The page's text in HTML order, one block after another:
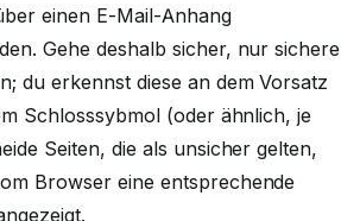
einen E-Mail-Anhang
Gehe deshalb sicher, nur sichere
du erkennst diese an dem Vorsatz
Schlosssybmol (oder ähnlich, je
Seiten, die als unsicher gelten,
Browser eine entsprechende